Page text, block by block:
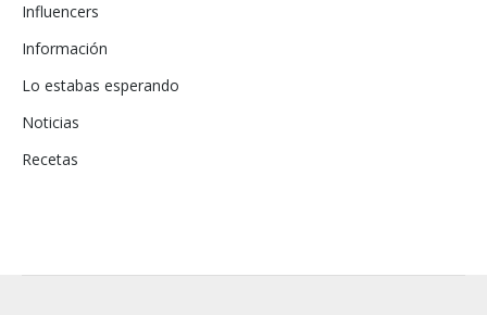
Influencers
Información
Lo estabas esperando
Noticias
Recetas